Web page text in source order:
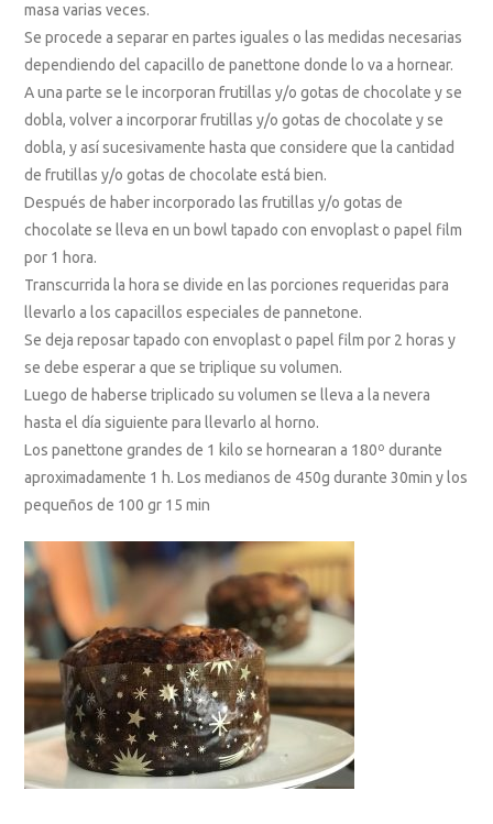
masa varias veces.
Se procede a separar en partes iguales o las medidas necesarias
dependiendo del capacillo de panettone donde lo va a hornear.
A una parte se le incorporan frutillas y/o gotas de chocolate y se
dobla, volver a incorporar frutillas y/o gotas de chocolate y se
dobla, y así sucesivamente hasta que considere que la cantidad
de frutillas y/o gotas de chocolate está bien.
Después de haber incorporado las frutillas y/o gotas de
chocolate se lleva en un bowl tapado con envoplast o papel film
por 1 hora.
Transcurrida la hora se divide en las porciones requeridas para
llevarlo a los capacillos especiales de pannetone.
Se deja reposar tapado con envoplast o papel film por 2 horas y
se debe esperar a que se triplique su volumen.
Luego de haberse triplicado su volumen se lleva a la nevera
hasta el día siguiente para llevarlo al horno.
Los panettone grandes de 1 kilo se hornearan a 180º durante
aproximadamente 1 h. Los medianos de 450g durante 30min y los
pequeños de 100 gr 15 min